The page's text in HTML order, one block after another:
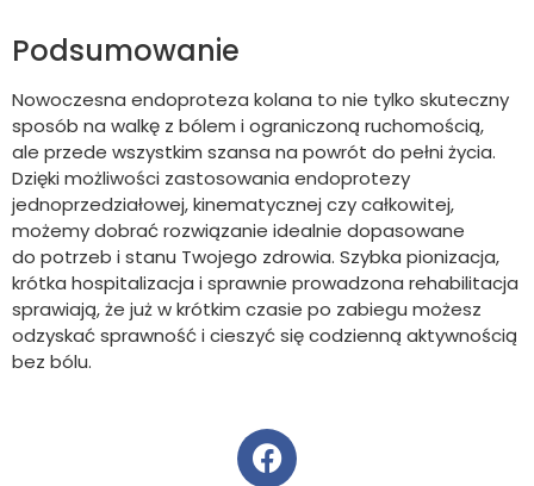
Podsumowanie
Nowoczesna endoproteza kolana to nie tylko skuteczny
sposób na walkę z bólem i ograniczoną ruchomością,
ale przede wszystkim szansa na powrót do pełni życia.
Dzięki możliwości zastosowania endoprotezy
jednoprzedziałowej, kinematycznej czy całkowitej,
możemy dobrać rozwiązanie idealnie dopasowane
do potrzeb i stanu Twojego zdrowia. Szybka pionizacja,
krótka hospitalizacja i sprawnie prowadzona rehabilitacja
sprawiają, że już w krótkim czasie po zabiegu możesz
odzyskać sprawność i cieszyć się codzienną aktywnością
bez bólu.